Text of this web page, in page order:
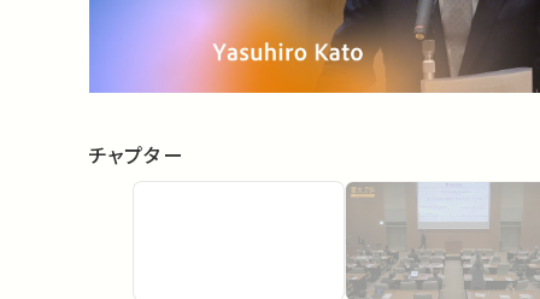
Video
チャプター